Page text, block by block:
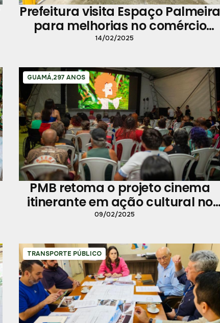
Prefeitura visita Espaço Palmeira
para melhorias no comércio
local
14/02/2025
GUAMÁ,297 ANOS
PMB retoma o projeto cinema
itinerante em ação cultural no
Guamá
09/02/2025
TRANSPORTE PÚBLICO